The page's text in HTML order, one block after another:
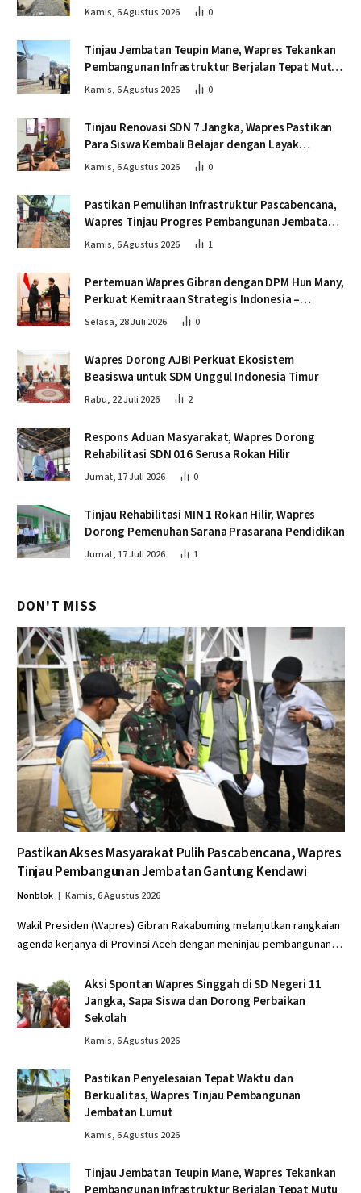
Jembatan Lumut
Kamis, 6 Agustus 2026 0
Tinjau Jembatan Teupin Mane, Wapres Tekankan
Pembangunan Infrastruktur Berjalan Tepat Mutu
dan Tepat Waktu
Kamis, 6 Agustus 2026 0
Tinjau Renovasi SDN 7 Jangka, Wapres Pastikan
Para Siswa Kembali Belajar dengan Layak
Pascabencana
Kamis, 6 Agustus 2026 0
Pastikan Pemulihan Infrastruktur Pascabencana,
Wapres Tinjau Progres Pembangunan Jembatan
Krueng Tingkeum Bireuen
Kamis, 6 Agustus 2026 1
Pertemuan Wapres Gibran dengan DPM Hun Many,
Perkuat Kemitraan Strategis Indonesia –
Kamboja
Selasa, 28 Juli 2026 0
Wapres Dorong AJBI Perkuat Ekosistem
Beasiswa untuk SDM Unggul Indonesia Timur
Rabu, 22 Juli 2026 2
Respons Aduan Masyarakat, Wapres Dorong
Rehabilitasi SDN 016 Serusa Rokan Hilir
Jumat, 17 Juli 2026 0
Tinjau Rehabilitasi MIN 1 Rokan Hilir, Wapres
Dorong Pemenuhan Sarana Prasarana Pendidikan
Jumat, 17 Juli 2026 1
DON'T MISS
Pastikan Akses Masyarakat Pulih Pascabencana, Wapres
Tinjau Pembangunan Jembatan Gantung Kendawi
Nonblok Kamis, 6 Agustus 2026
Wakil Presiden (Wapres) Gibran Rakabuming melanjutkan rangkaian
agenda kerjanya di Provinsi Aceh dengan meninjau pembangunan…
Aksi Spontan Wapres Singgah di SD Negeri 11
Jangka, Sapa Siswa dan Dorong Perbaikan
Sekolah
Kamis, 6 Agustus 2026
Pastikan Penyelesaian Tepat Waktu dan
Berkualitas, Wapres Tinjau Pembangunan
Jembatan Lumut
Kamis, 6 Agustus 2026
Tinjau Jembatan Teupin Mane, Wapres Tekankan